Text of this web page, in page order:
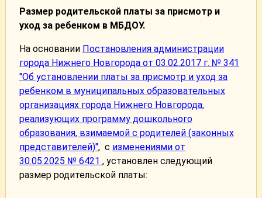
Размер родительской платы за присмотр и
уход за ребенком в МБДОУ.
На основании Постановления администрации
города Нижнего Новгорода от 03.02.2017 г. № 341
"Об установлении платы за присмотр и уход за
ребенком в муниципальных образовательных
организациях города Нижнего Новгорода,
реализующих программу дошкольного
образования, взимаемой с родителей (законных
представителей)", с изменениями от
30.05.2025 № 6421 , установлен следующий
размер родительской платы: